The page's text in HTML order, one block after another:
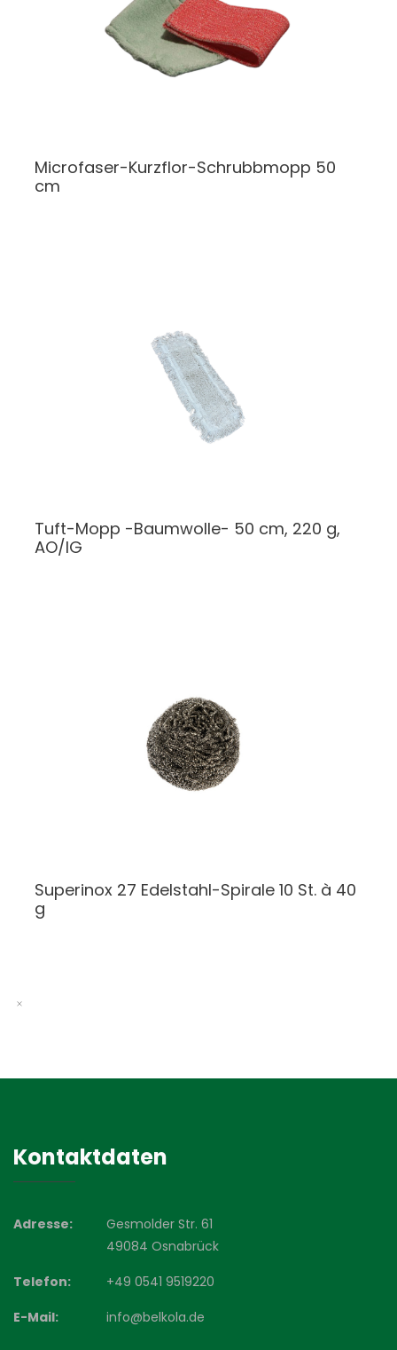
Microfaser-Kurzflor-Schrubbmopp 50
cm
Tuft-Mopp -Baumwolle- 50 cm, 220 g,
AO/IG
Superinox 27 Edelstahl-Spirale 10 St. à 40
g
Kontaktdaten
Adresse:
Gesmolder Str. 61
49084 Osnabrück
Telefon:
+49 0541 9519220
E-Mail:
info@belkola.de